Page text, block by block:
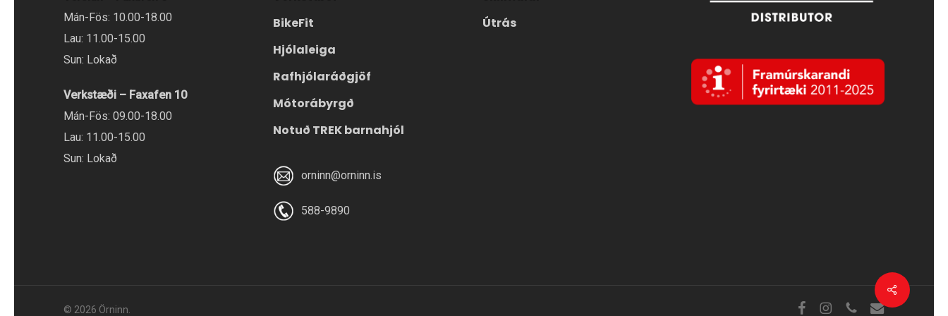
Deila
Mán-Fös: 10.00-18.00
Lau: 11.00-15.00
Sun: Lokað
Verkstæði – Faxafen 10
Mán-Fös: 09.00-18.00
Lau: 11.00-15.00
Sun: Lokað
BikeFit
Hjólaleiga
Rafhjólaráðgjöf
Mótorábyrgð
Notuð TREK barnahjól
orninn@orninn.is
588-9890
Útrás
© 2026 Örninn. FacebookInstagram
sími tölvupóstur